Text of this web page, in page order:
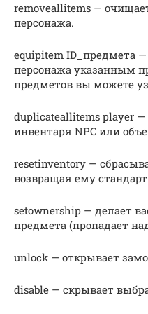
removeallitems —
персонажа.
equipitem ID_предмета
персонажа указанным
предметов вы можете
duplicateallitems player
инвентаря NPC или
resetinventory —
возвращая ему
setownership — делает
предмета (пропадает
unlock — открывает
disable — скрывает